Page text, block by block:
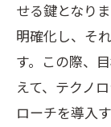
せる鍵となり
明確化し、そ
す。この際、
えて、テクノ
ローチを導入